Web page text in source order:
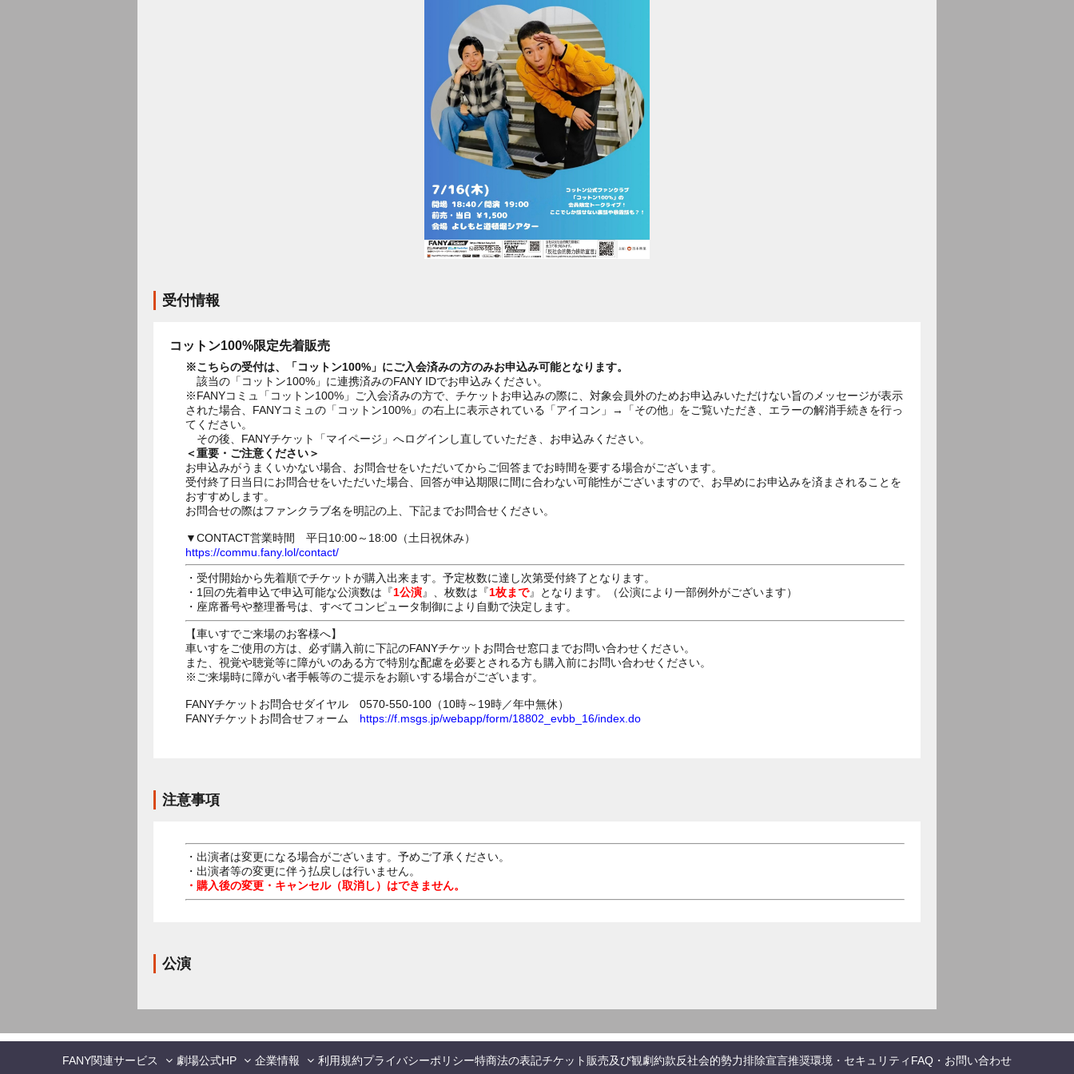
受付情報
コットン100%限定先着販売
※こちらの受付は、「コットン100%」にご入会済みの方のみお申込み可能となります。
該当の「コットン100%」に連携済みのFANY IDでお申込みください。
※FANYコミュ「コットン100%」ご入会済みの方で、チケットお申込みの際に、対象会員外のためお申込みいただけない旨のメッセージが表示
された場合、FANYコミュの「コットン100%」の右上に表示されている「アイコン」→「その他」をご覧いただき、エラーの解消手続きを行っ
てください。
その後、FANYチケット「マイページ」へログインし直していただき、お申込みください。
＜重要・ご注意ください＞
お申込みがうまくいかない場合、お問合せをいただいてからご回答までお時間を要する場合がございます。
受付終了日当日にお問合せをいただいた場合、回答が申込期限に間に合わない可能性がございますので、お早めにお申込みを済まされることを
おすすめします。
お問合せの際はファンクラブ名を明記の上、下記までお問合せください。
▼CONTACT営業時間 平日10:00～18:00（土日祝休み）
https://commu.fany.lol/contact/
・受付開始から先着順でチケットが購入出来ます。予定枚数に達し次第受付終了となります。
・1回の先着申込で申込可能な公演数は『1公演』、枚数は『1枚まで』となります。（公演により一部例外がございます）
・座席番号や整理番号は、すべてコンピュータ制御により自動で決定します。
【車いすでご来場のお客様へ】
車いすをご使用の方は、必ず購入前に下記のFANYチケットお問合せ窓口までお問い合わせください。
また、視覚や聴覚等に障がいのある方で特別な配慮を必要とされる方も購入前にお問い合わせください。
※ご来場時に障がい者手帳等のご提示をお願いする場合がございます。
FANYチケットお問合せダイヤル 0570-550-100（10時～19時／年中無休）
FANYチケットお問合せフォーム https://f.msgs.jp/webapp/form/18802_evbb_16/index.do
注意事項
・出演者は変更になる場合がございます。予めご了承ください。
・出演者等の変更に伴う払戻しは行いません。
・購入後の変更・キャンセル（取消し）はできません。
公演
FANY関連サービス 劇場公式HP 企業情報 利用規約プライバシーポリシー特商法の表記チケット販売及び観劇約款反社会的勢力排除宣言推奨環境・セキュリティ FAQ・お問い合わせ